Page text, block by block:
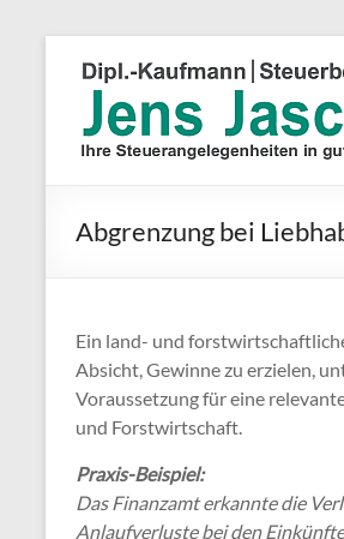
Abgrenzung bei
Ein land- und
Absicht, Gewinne zu erzielen,
Voraussetzung für eine
und Forstwirtschaft.
Praxis-Beispiel:
Das Finanzamt erkannte die
Anlaufverluste bei den